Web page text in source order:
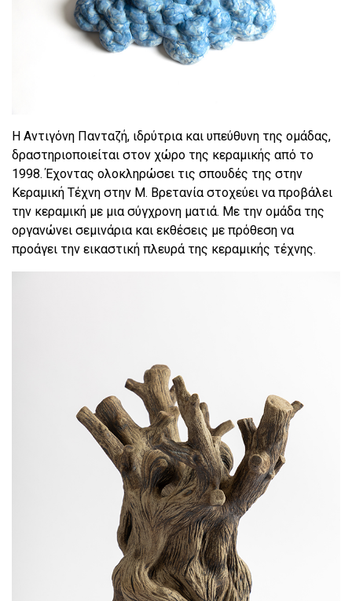
Η Αντιγόνη Πανταζή, ιδρύτρια και υπεύθυνη της ομάδας,
δραστηριοποιείται στον χώρο της κεραμικής από το
1998. Έχοντας ολοκληρώσει τις σπουδές της στην
Κεραμική Τέχνη στην Μ. Βρετανία στοχεύει να προβάλει
την κεραμική με μια σύγχρονη ματιά. Με την ομάδα της
οργανώνει σεμινάρια και εκθέσεις με πρόθεση να
προάγει την εικαστική πλευρά της κεραμικής τέχνης.